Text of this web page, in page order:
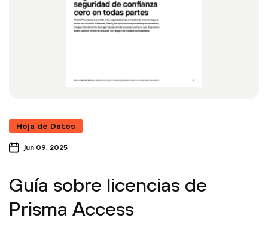
Hoja de Datos
jun 09, 2025
Guía sobre licencias de
Prisma Access